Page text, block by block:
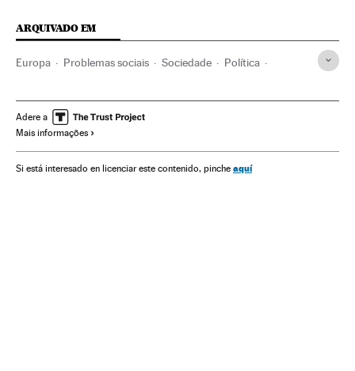
ARQUIVADO EM
Europa Problemas sociais Sociedade Política
Harald de Noruega Gente
Escandinávia
Adere a
Mais informações
Si está interesado en licenciar este contenido, pinche aquí